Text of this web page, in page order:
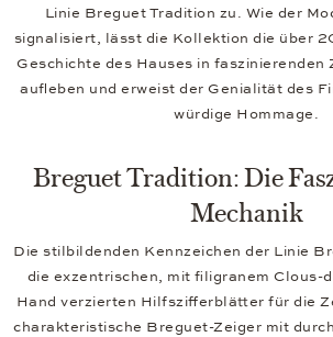
Linie Breguet Tradition zu. Wie der
signalisiert, lässt die Kollektion die über
Geschichte des Hauses in faszinierenden
aufleben und erweist der Genialität des
würdige Hommage.
Breguet Tradition: Die
Mechanik
Die stilbildenden Kennzeichen der Linie
die exzentrischen, mit filigranem Clous-
Hand verzierten Hilfszifferblätter für die
charakteristische Breguet-Zeiger mit